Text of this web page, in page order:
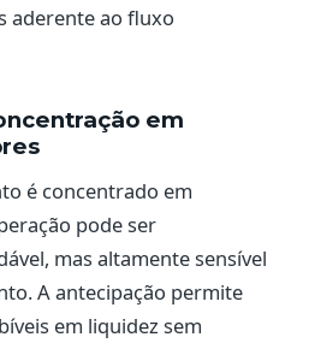
aderente ao fluxo
em
é concentrado em
pode ser
mas altamente sensível
A antecipação permite
em liquidez sem